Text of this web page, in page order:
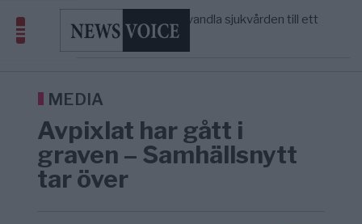
5/8
S och KD vill omvandla sjukvården till ett
geografiskt apartheidsystem
AFRIKA
Massiv anstormning till Ceuta – Misstankar
America” – Finally
MEDIA
Avpixlat har gått i
graven – Samhällsnytt
tar över